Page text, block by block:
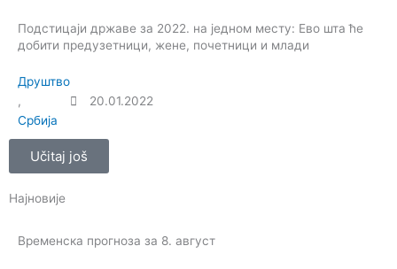
Подстицаји државе за 2022. на једном месту: Ево шта ће
добити предузетници, жене, почетници и млади
Друштво
,
Србија
20.01.2022
Učitaj još
Најновије
Временска прогноза за 8. август